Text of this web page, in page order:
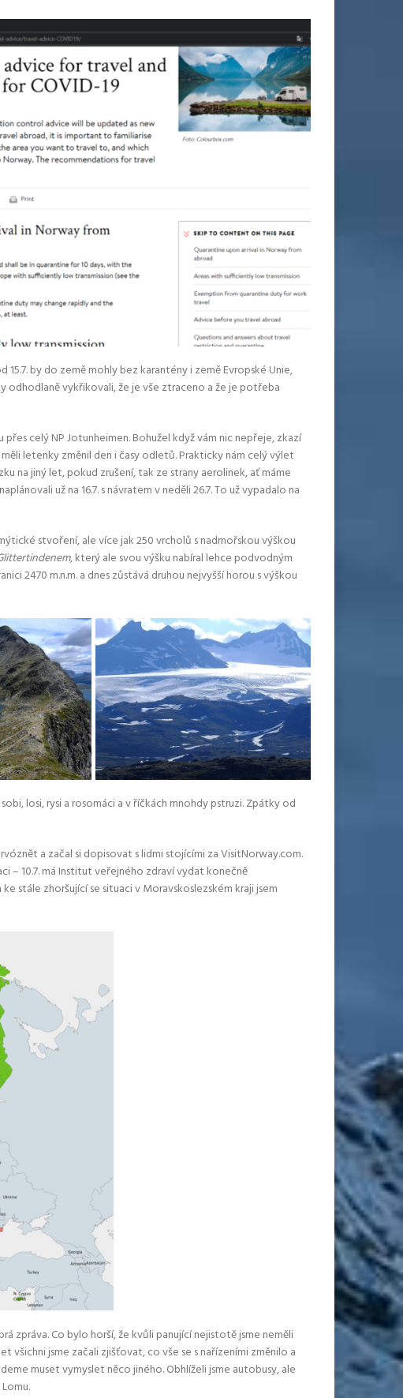
by do země mohly bez karantény i země Evropské Unie,
odhodlaně vykřikovali, že je vše ztraceno a že je potřeba
celý NP Jotunheimen. Bohužel když vám nic nepřeje, zkazí
letenky změnil den i časy odletů. Prakticky nám celý výlet
na jiný let, pokud zrušení, tak ze strany aerolinek, ať máme
už na 16.7. s návratem v neděli 26.7. To už vypadalo na
stvoření, ale více jak 250 vrcholů s nadmořskou výškou
, který ale svou výšku nabíral lehce podvodným
2470 m.n.m. a dnes zůstává druhou nejvyšší horou s výškou
losi, rysi a rosomáci a v říčkách mnohdy pstruzi. Zpátky od
a začal si dopisovat s lidmi stojícími za VisitNorway.com.
– 10.7. má Institut veřejného zdraví vydat konečně
stále zhoršující se situaci v Moravskoslezském kraji jsem
zpráva. Co bylo horší, že kvůli panující nejistotě jsme neměli
jsme začali zjišťovat, co vše se s nařízeními změnilo a
muset vymyslet něco jiného. Obhlíželi jsme autobusy, ale